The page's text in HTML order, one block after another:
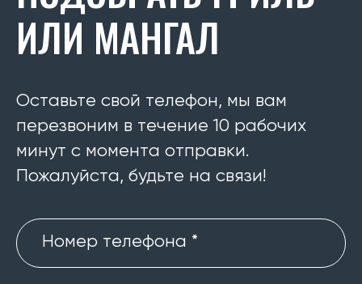
ИЛИ МАНГАЛ
Оставьте свой телефон, мы вам
перезвоним в течение 10 рабочих
минут с момента отправки.
Пожалуйста, будьте на связи!
Номер телефона *